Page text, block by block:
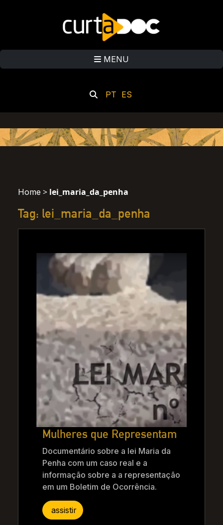
MENU
PT ES
Home > lei_maria_da_penha
Tag: lei_maria_da_penha
Mulheres que Representam
Documentário sobre a lei Maria da
Penha com um caso real e a
informação sobre a a representação
em um Boletim de Ocorrência.
assistir